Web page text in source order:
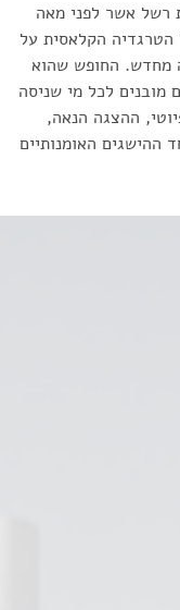
רשל אשר לפני מאה
הקלאסית על
מחדש. החופש שהוא
לכל מי שניסה
ההצגה הנאה,
האומנותיים